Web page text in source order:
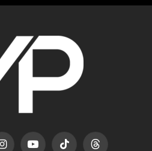
InstagramYouTubeTikTok Threads